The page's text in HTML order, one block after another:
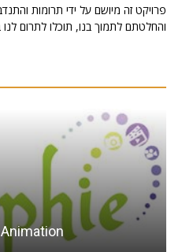
והחלטתם לתמוך בנו, תוכלו לתרום
Animation